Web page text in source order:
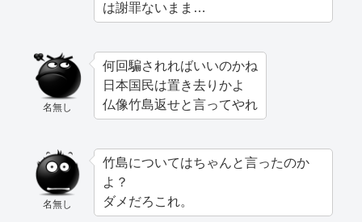
は謝罪ないまま…
名無し
何回騙されればいいのかね
日本国民は置き去りかよ
仏像竹島返せと言ってやれ
名無し
竹島についてはちゃんと言ったのか
よ？
ダメだろこれ。